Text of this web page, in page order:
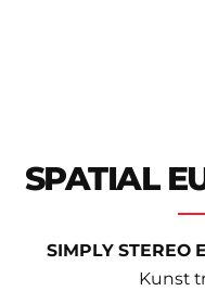
SPATIAL
SIMPLY
Kunst